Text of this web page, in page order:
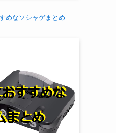
めなソシャゲまとめ